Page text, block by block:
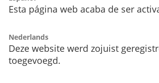
Esta página web acaba de ser
Nederlands
Deze website werd zojuist
toegevoegd.